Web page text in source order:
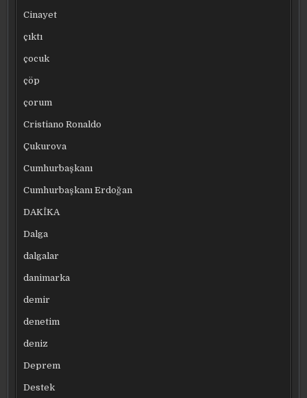
Cinayet
çıktı
çocuk
çöp
çorum
Cristiano Ronaldo
Çukurova
Cumhurbaşkanı
Cumhurbaşkanı Erdoğan
DAKİKA
Dalga
dalgalar
danimarka
demir
denetim
deniz
Deprem
Destek